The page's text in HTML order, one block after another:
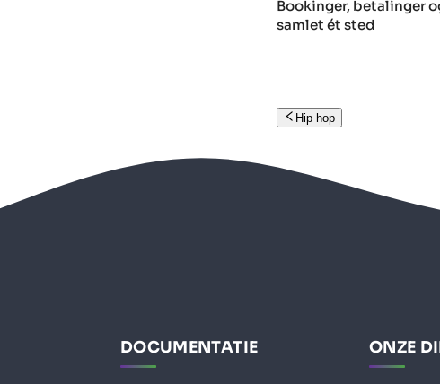
Bookinger, betalinger
samlet ét sted
Hip hop
DOCUMENTATIE ONZE